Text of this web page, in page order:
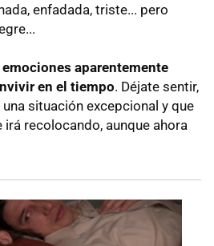
enfadada, triste... pero
emociones aparentemente
en el tiempo. Déjate sentir,
situación excepcional y que
recolocando, aunque ahora